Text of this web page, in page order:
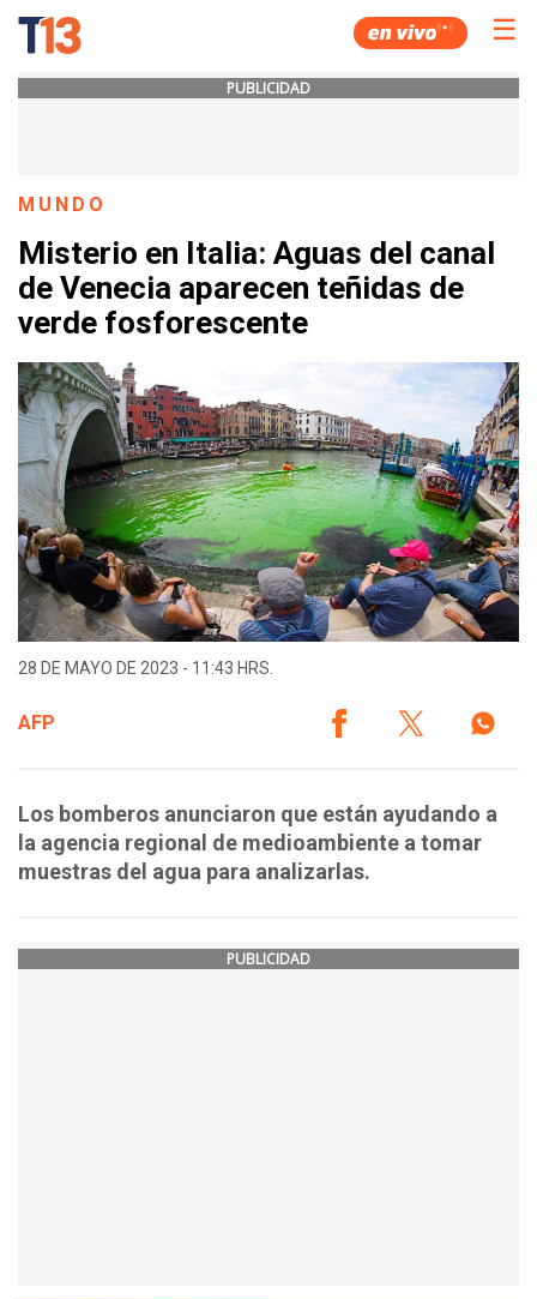
☰
PUBLICIDAD
MUNDO
Misterio en Italia: Aguas del canal
de Venecia aparecen teñidas de
verde fosforescente
28 DE MAYO DE 2023 - 11:43 HRS.
AFP
Los bomberos anunciaron que están ayudando a
la agencia regional de medioambiente a tomar
muestras del agua para analizarlas.
PUBLICIDAD